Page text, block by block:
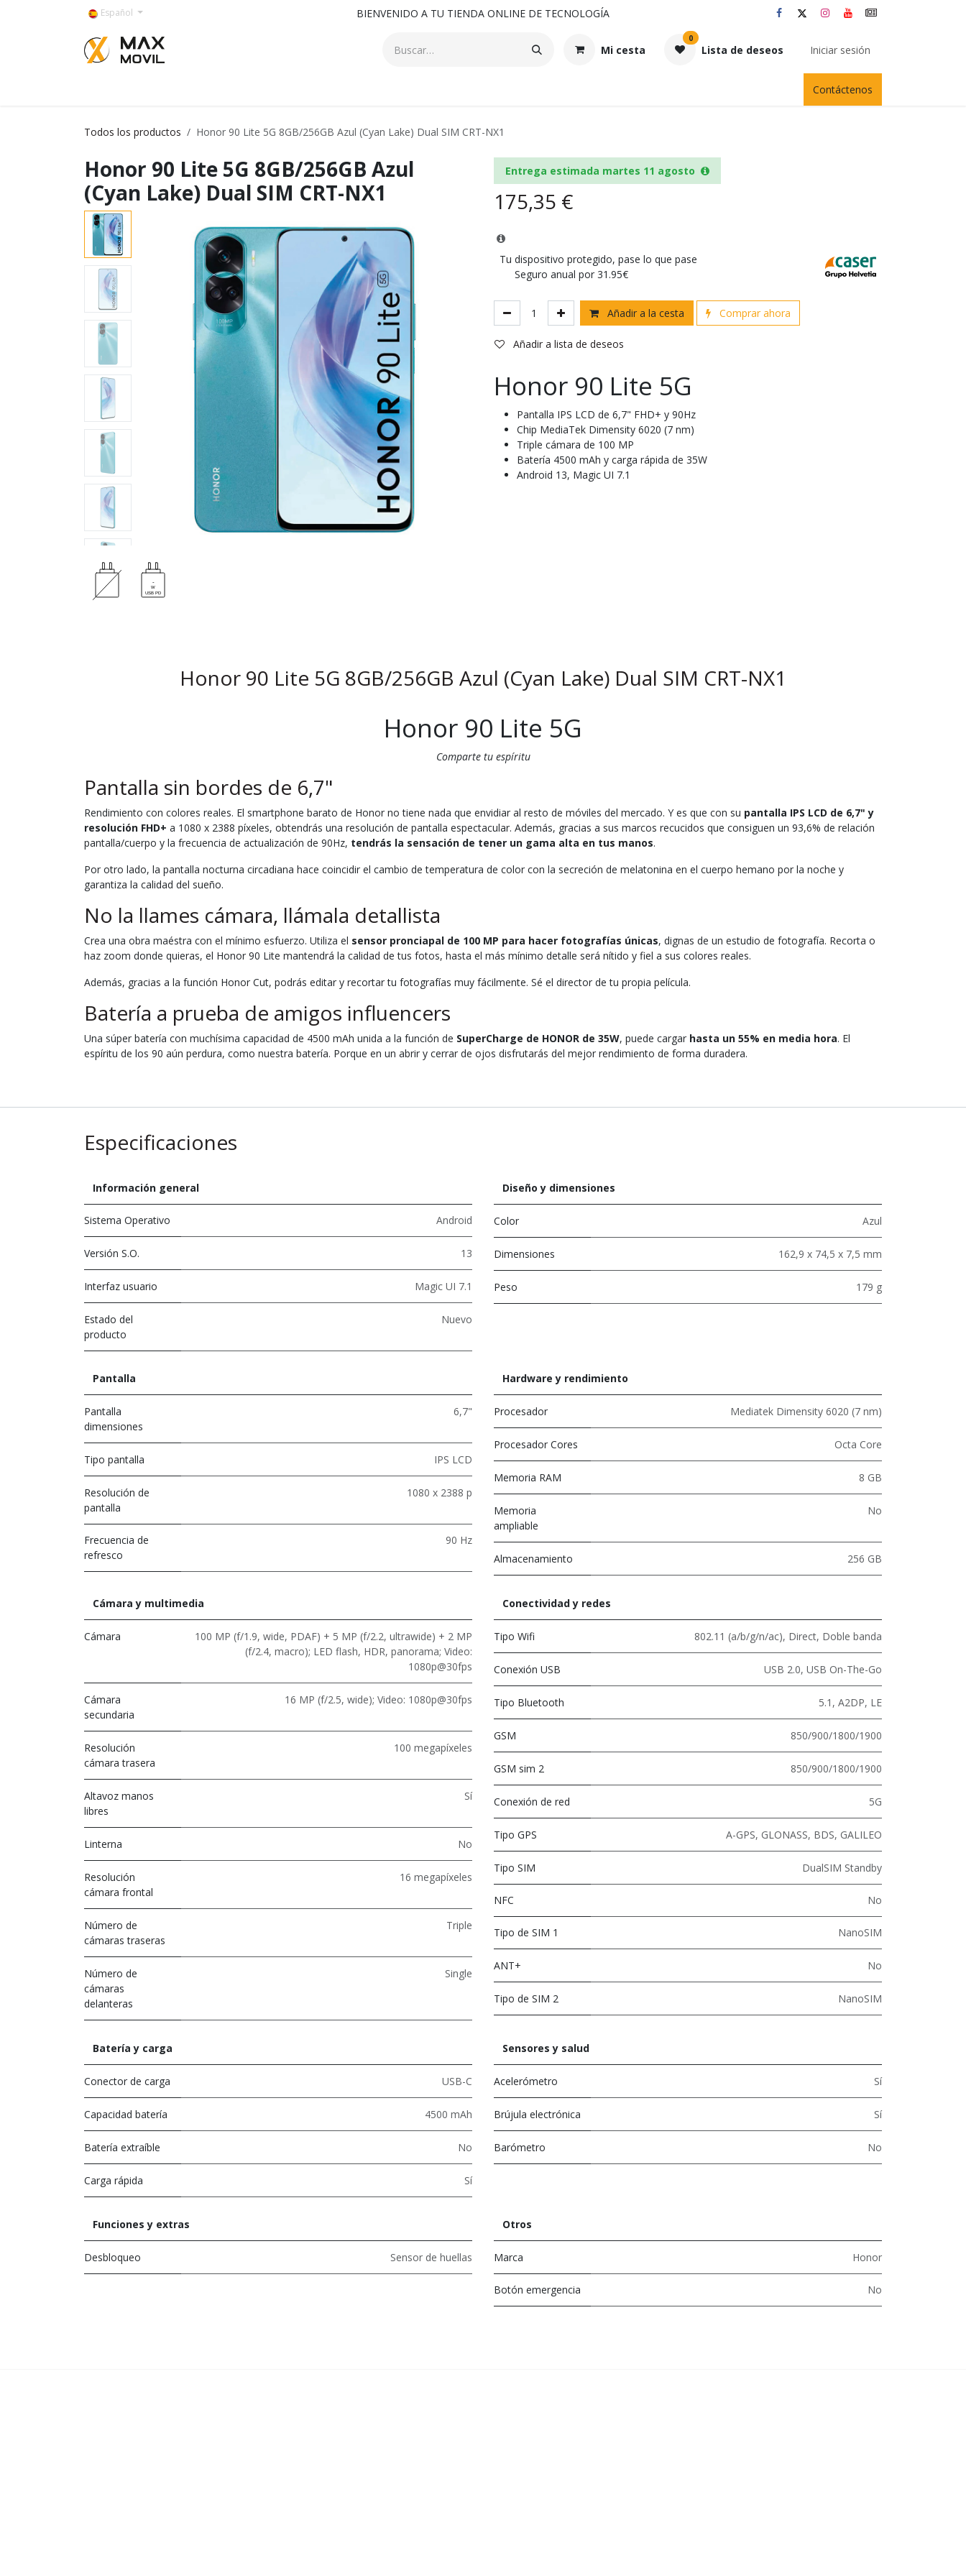
Español BIENVENIDO A TU TIENDA ONLINE DE TECNOLOGÍA
Mi cesta
0
Lista de deseos Iniciar sesión
Contáctenos
Todos los productos Honor 90 Lite 5G 8GB/256GB Azul (Cyan Lake) Dual SIM CRT-NX1
Honor 90 Lite 5G 8GB/256GB Azul
(Cyan Lake) Dual SIM CRT-NX1
Entrega estimada martes 11 agosto
175,35 €
Tu dispositivo protegido, pase lo que pase
Seguro anual por 31.95€
Añadir a la cesta Comprar ahora
Añadir a lista de deseos
Honor 90 Lite 5G
Pantalla IPS LCD de 6,7" FHD+ y 90Hz
Chip MediaTek Dimensity 6020 (7 nm)
Triple cámara de 100 MP
Batería 4500 mAh y carga rápida de 35W
Android 13, Magic UI 7.1
Honor 90 Lite 5G 8GB/256GB Azul (Cyan Lake) Dual SIM CRT-NX1
Honor 90 Lite 5G
Comparte tu espíritu
Pantalla sin bordes de 6,7"
Rendimiento con colores reales. El smartphone barato de Honor no tiene nada que envidiar al resto de móviles del mercado. Y es que con su pantalla IPS LCD de 6,7" y
resolución FHD+ a 1080 x 2388 píxeles, obtendrás una resolución de pantalla espectacular. Además, gracias a sus marcos recucidos que consiguen un 93,6% de relación
pantalla/cuerpo y la frecuencia de actualización de 90Hz, tendrás la sensación de tener un gama alta en tus manos.
Por otro lado, la pantalla nocturna circadiana hace coincidir el cambio de temperatura de color con la secreción de melatonina en el cuerpo hemano por la noche y
garantiza la calidad del sueño.
No la llames cámara, llámala detallista
Crea una obra maéstra con el mínimo esfuerzo. Utiliza el sensor pronciapal de 100 MP para hacer fotografías únicas, dignas de un estudio de fotografía. Recorta o
haz zoom donde quieras, el Honor 90 Lite mantendrá la calidad de tus fotos, hasta el más mínimo detalle será nítido y fiel a sus colores reales.
Además, gracias a la función Honor Cut, podrás editar y recortar tu fotografías muy fácilmente. Sé el director de tu propia película.
Batería a prueba de amigos influencers
Una súper batería con muchísima capacidad de 4500 mAh unida a la función de SuperCharge de HONOR de 35W, puede cargar hasta un 55% en media hora. El
espíritu de los 90 aún perdura, como nuestra batería. Porque en un abrir y cerrar de ojos disfrutarás del mejor rendimiento de forma duradera.
Especificaciones
Información general
Sistema Operativo Android
Versión S.O. 13
Interfaz usuario Magic UI 7.1
Estado del
producto
Nuevo
Diseño y dimensiones
Color Azul
Dimensiones 162,9 x 74,5 x 7,5 mm
Peso 179 g
Pantalla
Pantalla
dimensiones
6,7"
Tipo pantalla IPS LCD
Resolución de
pantalla
1080 x 2388 p
Frecuencia de
refresco
90 Hz
Hardware y rendimiento
Procesador Mediatek Dimensity 6020 (7 nm)
Procesador Cores Octa Core
Memoria RAM 8 GB
Memoria
ampliable
No
Almacenamiento 256 GB
Cámara y multimedia
Cámara
100 MP (f/1.9, wide, PDAF) + 5 MP (f/2.2, ultrawide) + 2 MP
(f/2.4, macro); LED flash, HDR, panorama; Video:
1080p@30fps
Cámara
secundaria
16 MP (f/2.5, wide); Video: 1080p@30fps
Resolución
cámara trasera
100 megapíxeles
Altavoz manos
libres
Sí
Linterna No
Resolución
cámara frontal
16 megapíxeles
Número de
cámaras traseras
Triple
Número de
cámaras
delanteras
Single
Conectividad y redes
Tipo Wifi 802.11 (a/b/g/n/ac), Direct, Doble banda
Conexión USB USB 2.0, USB On-The-Go
Tipo Bluetooth 5.1 , A2DP, LE
GSM 850/900/1800/1900
GSM sim 2 850/900/1800/1900
Conexión de red 5G
Tipo GPS A-GPS, GLONASS, BDS, GALILEO
Tipo SIM DualSIM Standby
NFC No
Tipo de SIM 1 NanoSIM
ANT+ No
Tipo de SIM 2 NanoSIM
Batería y carga
Conector de carga USB-C
Capacidad batería 4500 mAh
Batería extraíble No
Carga rápida Sí
Sensores y salud
Acelerómetro Sí
Brújula electrónica Sí
Barómetro No
Funciones y extras
Desbloqueo Sensor de huellas
Otros
Marca Honor
Botón emergencia No